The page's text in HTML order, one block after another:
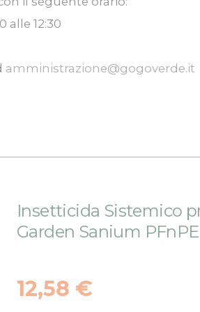
alle 12:30
amministrazione@gogoverde.it
Insetticida Sistemico
Garden Sanium
12,58 €